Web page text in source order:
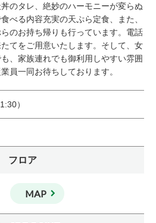
のタレ、絶妙のハーモニーが変らぬ
べる内容充実の天ぷら定食、また、
のお持ち帰りも行っています。電話
てをご用意いたします。そして、女
、家族連れでも御利用しやすい雰囲
員一同お待ちしております。
）
フロア
MAP